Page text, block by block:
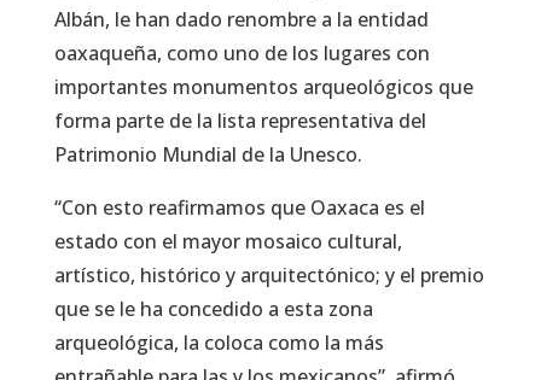
Albán, le han dado renombre a la entidad
oaxaqueña, como uno de los lugares con
importantes monumentos arqueológicos que
forma parte de la lista representativa del
Patrimonio Mundial de la Unesco.
“Con esto reafirmamos que Oaxaca es el
estado con el mayor mosaico cultural,
artístico, histórico y arquitectónico; y el premio
que se le ha concedido a esta zona
arqueológica, la coloca como la más